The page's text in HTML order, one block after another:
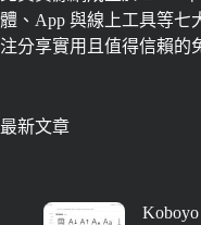
體、App 與線上工具等七
注分享實用且值得信賴的
最新文章